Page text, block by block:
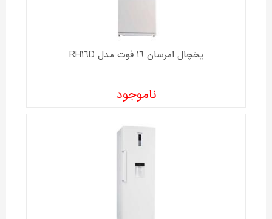
یخچال امرسان 16 فوت مدل RH16D
ناموجود